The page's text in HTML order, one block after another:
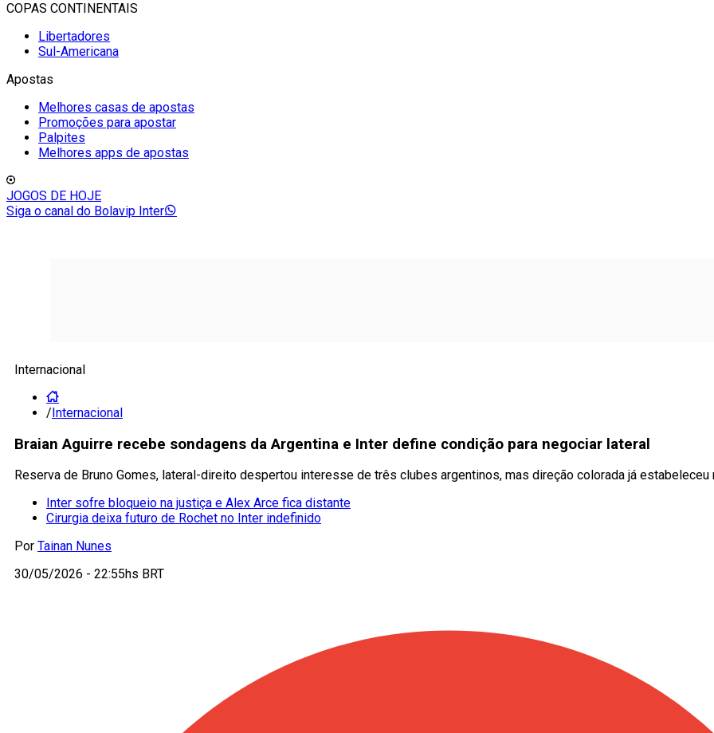
COPAS CONTINENTAIS
Libertadores
Sul-Americana
Apostas
Melhores casas de apostas
Promoções para apostar
Palpites
Melhores apps de apostas
JOGOS DE HOJE
Siga o canal do Bolavip Inter
Internacional
/Internacional
Braian Aguirre recebe sondagens da Argentina e Inter define condição para negociar lateral
Reserva de Bruno Gomes, lateral-direito despertou interesse de três clubes argentinos, mas direção colorada já estabeleceu
Inter sofre bloqueio na justiça e Alex Arce fica distante
Cirurgia deixa futuro de Rochet no Inter indefinido
Por Tainan Nunes
30/05/2026 - 22:55hs BRT